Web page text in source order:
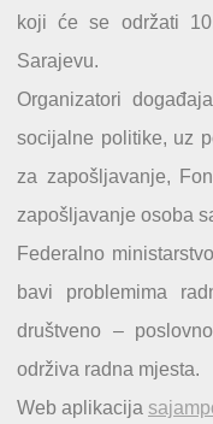
koji će se održati
Sarajevu.
Organizatori
socijalne politike, uz
za zapošljavanje,
zapošljavanje osoba
Federalno
bavi problemima
društveno –
održiva radna mjesta.
Web aplikacija